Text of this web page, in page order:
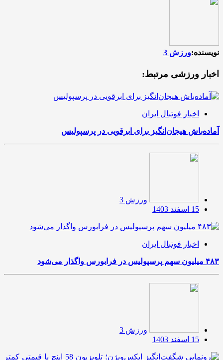
نویسنده:ورزش 3
اخبار ورزشی مرتبط:
اخبار فوتبال ایران
آماده‌باش هیجان‌انگیز برای ابرقویی در پرسپولیس
ورزش 3
15 اسفند 1403
اخبار فوتبال ایران
۴۸۳ میلیون سهم پرسپولیس در فرابورس واگذار می‌شود
ورزش 3
15 اسفند 1403